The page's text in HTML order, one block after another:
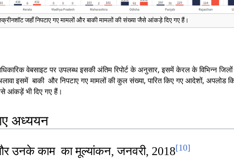
जहाँ निपटाए गए मामलों और बाकी मामलों की संख्या जैसे आंकड़े दिए गए हैं।
वेबसाइट पर उपलब्ध इसकी अंतिम रिपोर्ट के अनुसार, इसमें केरल के विभिन्न जिलों
इसमें बाकी और निपटाए गए मामलों की कुल संख्या, पारित किए गए आदेशों, अपलोड
आंकड़ें भी दिए गए हैं।
अध्ययन
और उनके काम का मूल्यांकन, जनवरी, 2018[10]